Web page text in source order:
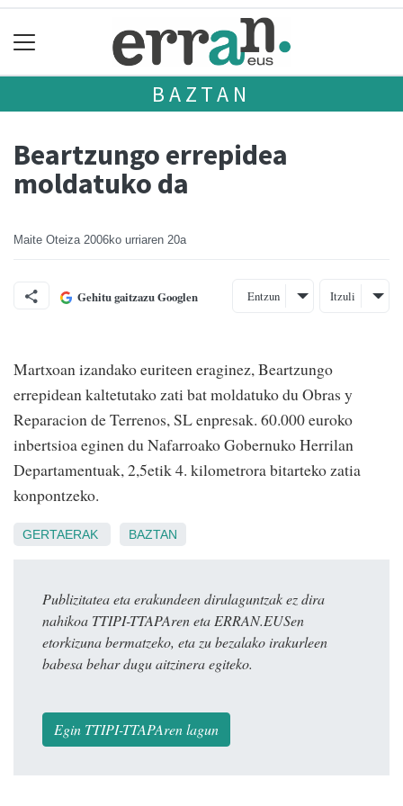
BAZTAN
Beartzungo errepidea
moldatuko da
Maite Oteiza 2006ko urriaren 20a
Gehitu gaitzazu Googlen Entzun Itzuli
Martxoan izandako euriteen eraginez, Beartzungo
errepidean kaltetutako zati bat moldatuko du Obras y
Reparacion de Terrenos, SL enpresak. 60.000 euroko
inbertsioa eginen du Nafarroako Gobernuko Herrilan
Departamentuak, 2,5etik 4. kilometrora bitarteko zatia
konpontzeko.
GERTAERAK BAZTAN
Publizitatea eta erakundeen dirulaguntzak ez dira
nahikoa TTIPI-TTAPAren eta ERRAN.EUSen
etorkizuna bermatzeko, eta zu bezalako irakurleen
babesa behar dugu aitzinera egiteko.
Egin TTIPI-TTAPAren lagun